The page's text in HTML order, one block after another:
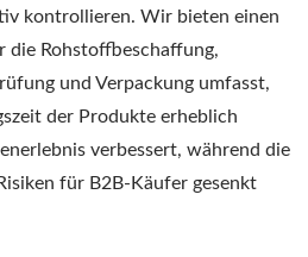
kontrollieren. Wir bieten einen
die Rohstoffbeschaffung,
und Verpackung umfasst,
der Produkte erheblich
verbessert, während die
für B2B-Käufer gesenkt